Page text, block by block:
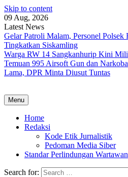
Skip to content
09 Aug, 2026
Latest News
Gelar Patroli Malam, Personel Polsek
Tingkatkan Siskamling
Warga RW 14 Sangkanhurip Kini
Temuan 995 Airsoft Gun dan
Lama, DPR Minta Diusut Tuntas
Menu
Home
Redaksi
Kode Etik Jurnalistik
Pedoman Media Siber
Standar Perlindungan Wartawan
Search for: